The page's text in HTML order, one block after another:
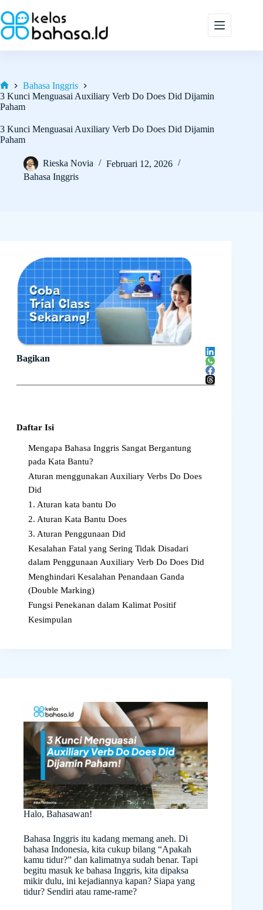
to
content
Home
Bahasa Inggris
3 Kunci Menguasai Auxiliary Verb Do Does Did Dijamin
Paham
3 Kunci Menguasai Auxiliary Verb Do Does Did Dijamin
Paham
Rieska Novia
Februari 12, 2026
Bahasa Inggris
Halo, Bahasawan!
Bahasa Inggris itu kadang memang aneh. Di
bahasa Indonesia, kita cukup bilang “Apakah
kamu tidur?” dan kalimatnya sudah benar. Tapi
begitu masuk ke bahasa Inggris, kita dipaksa
mikir dulu, ini kejadiannya kapan? Siapa yang
tidur? Sendiri atau rame-rame?
Bagikan
Daftar Isi
Mengapa Bahasa Inggris Sangat Bergantung
pada Kata Bantu?
Aturan menggunakan Auxiliary Verbs Do Does
Did
1. Aturan kata bantu Do
2. Aturan Kata Bantu Does
3. Aturan Penggunaan Did
Kesalahan Fatal yang Sering Tidak Disadari
dalam Penggunaan Auxiliary Verb Do Does Did
Menghindari Kesalahan Penandaan Ganda
(Double Marking)
Fungsi Penekanan dalam Kalimat Positif
Kesimpulan